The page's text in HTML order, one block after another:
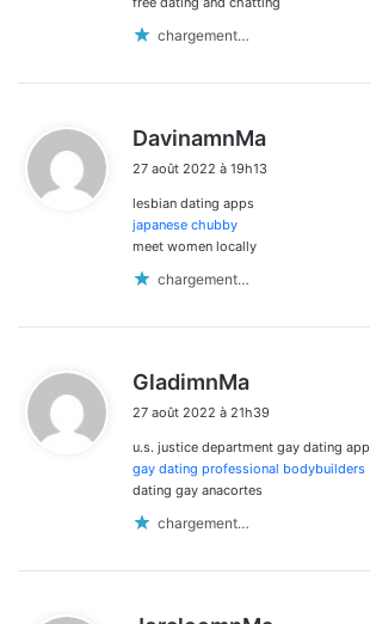
chargement…
DavinamnMa
t
27 août 2022 à 19h13
lesbian dating apps
japanese chubby
meet women locally
chargement…
GladimnMa
t
:
27 août 2022 à 21h39
u.s. justice department gay dating app
gay dating professional bodybuilders
dating gay anacortes
chargement…